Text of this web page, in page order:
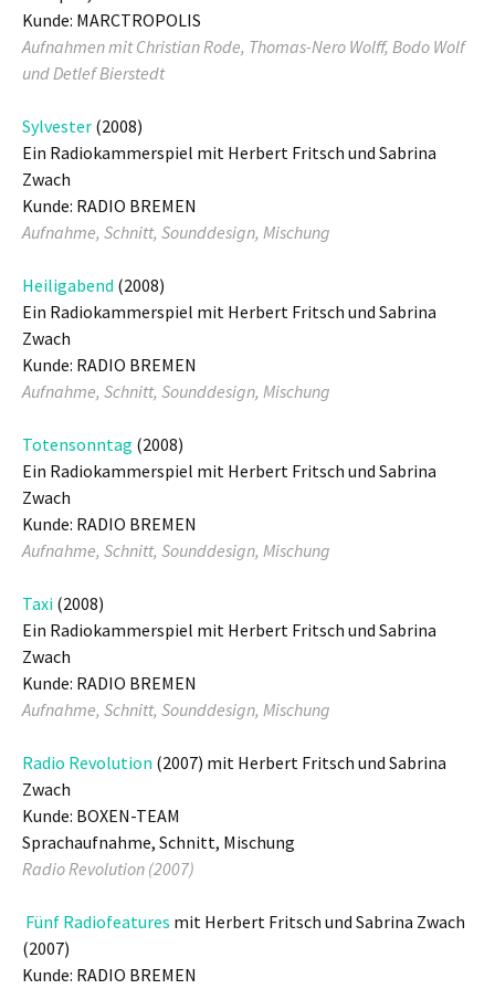
Kunde: MARCTROPOLIS
Aufnahmen mit Christian Rode, Thomas-Nero Wolff, Bodo Wolf
und Detlef Bierstedt
Sylvester (2008)
Ein Radiokammerspiel mit Herbert Fritsch und Sabrina
Zwach
Kunde: RADIO BREMEN
Aufnahme, Schnitt, Sounddesign, Mischung
Heiligabend (2008)
Ein Radiokammerspiel mit Herbert Fritsch und Sabrina
Zwach
Kunde: RADIO BREMEN
Aufnahme, Schnitt, Sounddesign, Mischung
Totensonntag (2008)
Ein Radiokammerspiel mit Herbert Fritsch und Sabrina
Zwach
Kunde: RADIO BREMEN
Aufnahme, Schnitt, Sounddesign, Mischung
Taxi (2008)
Ein Radiokammerspiel mit Herbert Fritsch und Sabrina
Zwach
Kunde: RADIO BREMEN
Aufnahme, Schnitt, Sounddesign, Mischung
Radio Revolution (2007) mit Herbert Fritsch und Sabrina
Zwach
Kunde: BOXEN-TEAM
Sprachaufnahme, Schnitt, Mischung
Radio Revolution (2007)
Fünf Radiofeatures mit Herbert Fritsch und Sabrina Zwach
(2007)
Kunde: RADIO BREMEN